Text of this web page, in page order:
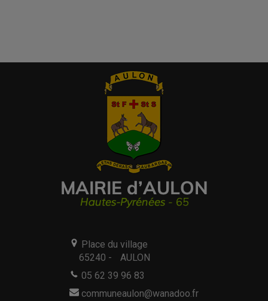
Place du village
65240 -
AULON
05 62 39 96 83
communeaulon@wanadoo.fr